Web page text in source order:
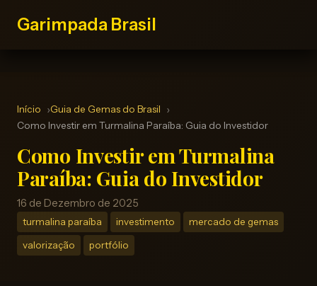
Garimpada Brasil
Início
Guia de Gemas do Brasil
Como Investir em Turmalina Paraíba: Guia do Investidor
Como Investir em Turmalina
Paraíba: Guia do Investidor
16 de Dezembro de 2025
turmalina paraíba investimento mercado de gemas
valorização portfólio